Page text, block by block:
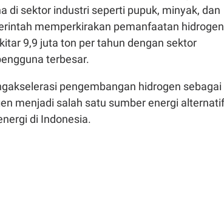
di sektor industri seperti pupuk, minyak, dan
memperkirakan pemanfaatan hidrogen
9,9 juta ton per tahun dengan sektor
terbesar.
pengembangan hidrogen sebagai
menjadi salah satu sumber energi alternatif
di Indonesia.